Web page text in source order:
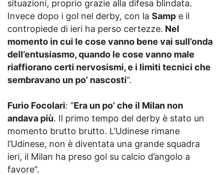
situazioni, proprio grazie alla difesa blindata.
Invece dopo i gol nel derby, con la Samp e il
contropiede di ieri ha perso certezze. Nel
momento in cui le cose vanno bene vai sull’onda
dell’entusiasmo, quando le cose vanno male
riaffiorano certi nervosismi, e i limiti tecnici che
sembravano un po’ nascosti“.
Furio Focolari: “Era un po’ che il Milan non
andava più. Il primo tempo del derby è stato un
momento brutto brutto. L’Udinese rimane
l’Udinese, non è diventata una grande squadra
ieri, il Milan ha preso gol su calcio d’angolo a
favore”.